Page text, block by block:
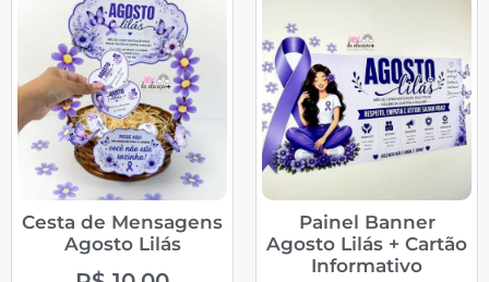
Cesta de Mensagens
Agosto Lilás
Painel Banner
Agosto Lilás + Cartão
Informativo